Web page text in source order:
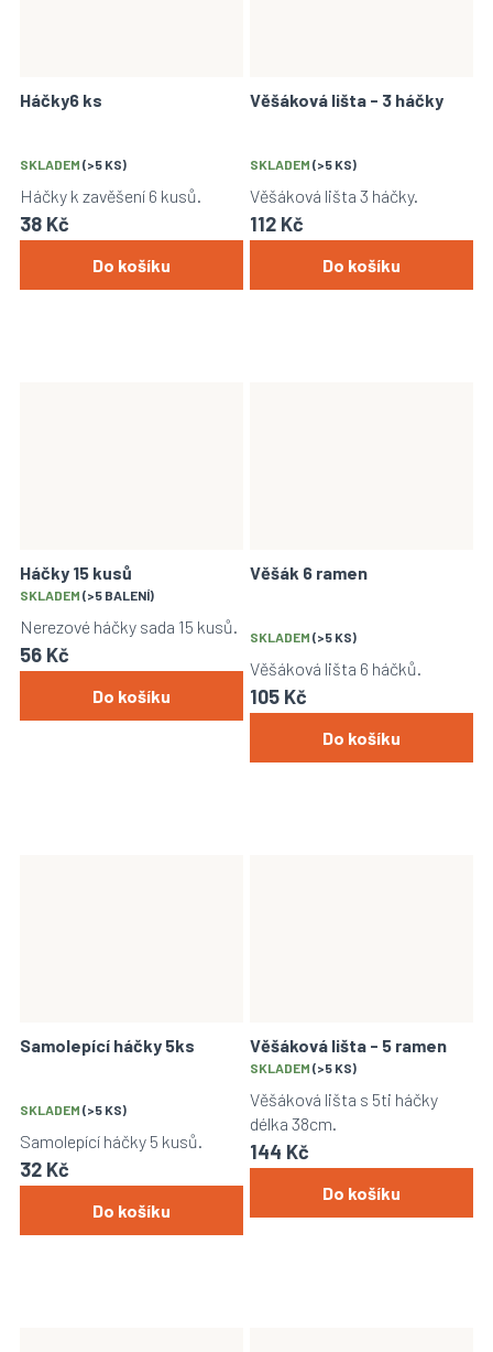
Háčky6 ks
SKLADEM (>5 KS)
38 Kč
Do košíku
Háčky k zavěšení 6 kusů.
Věšáková lišta - 3 háčky
SKLADEM (>5 KS)
112 Kč
Do košíku
Věšáková lišta 3 háčky.
Háčky 15 kusů
Průměrné
hodnocení
produktu
je
5
SKLADEM (>5 BALENÍ)
56 Kč
Do košíku
Nerezové háčky sada 15 kusů.
Věšák 6 ramen
SKLADEM (>5 KS)
105 Kč
Do košíku
Věšáková lišta 6 háčků.
Samolepící háčky 5ks
SKLADEM (>5 KS)
32 Kč
Do košíku
Samolepící háčky 5 kusů.
Věšáková lišta - 5 ramen
Průměrné
hodnocení
produktu
je
5,0
z
hvězdiček.
SKLADEM (>5 KS)
144 Kč
Do košíku
Věšáková lišta s 5ti háčky
délka 38cm.